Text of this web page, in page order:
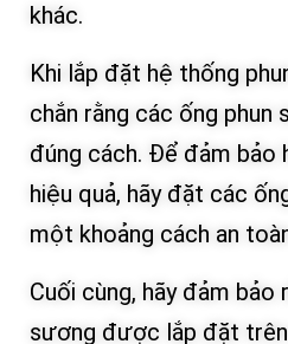
khác.
Khi lắp đặt hệ thống
chắn rằng các ống
đúng cách. Để đảm bảo
hiệu quả, hãy đặt các
một khoảng cách an
Cuối cùng, hãy đảm bảo
sương được lắp đặt